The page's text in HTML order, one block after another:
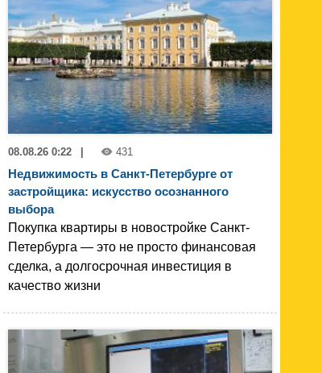
08.08.26 0:22 431
Недвижимость в Санкт-Петербурге от
застройщика: искусство осознанного
выбора
Покупка квартиры в новостройке Санкт-
Петербурга — это не просто финансовая
сделка, а долгосрочная инвестиция в
качество жизни